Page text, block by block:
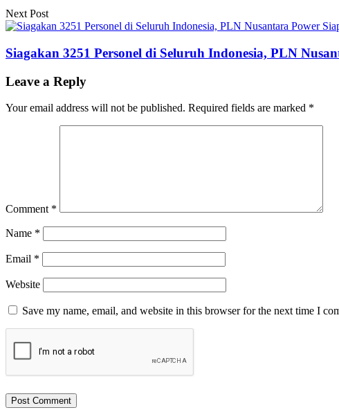
Next Post
Siagakan 3251 Personel di Seluruh Indonesia, PLN
Leave a Reply
Your email address will not be published. Required fields are marked *
Comment *
Name *
Email *
Website
Save my name, email, and website in this browser for the next time I